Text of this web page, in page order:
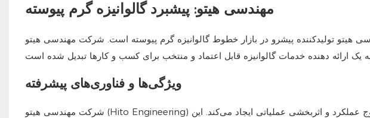
مهندسی هیتو: پیشبرد گالوانیزه گرم پیوسته
هیتوتولیدکننده پیشرو در بازار خطوط گالوانیزه گرم پیوسته است. شرکت مهندسی هیتو (Hito Engineering) با ارائه فناوری نوآورانه و
ویژگی‌ها و فناوری‌های پیشرفته
شرکت مهندسی هیتو (Hito Engineering) خطوط گالوانیزه گرم پیوسته خود را برای رسیدن به اوج عملکرد و اثربخشی عملیاتی ایجاد می‌کند. این